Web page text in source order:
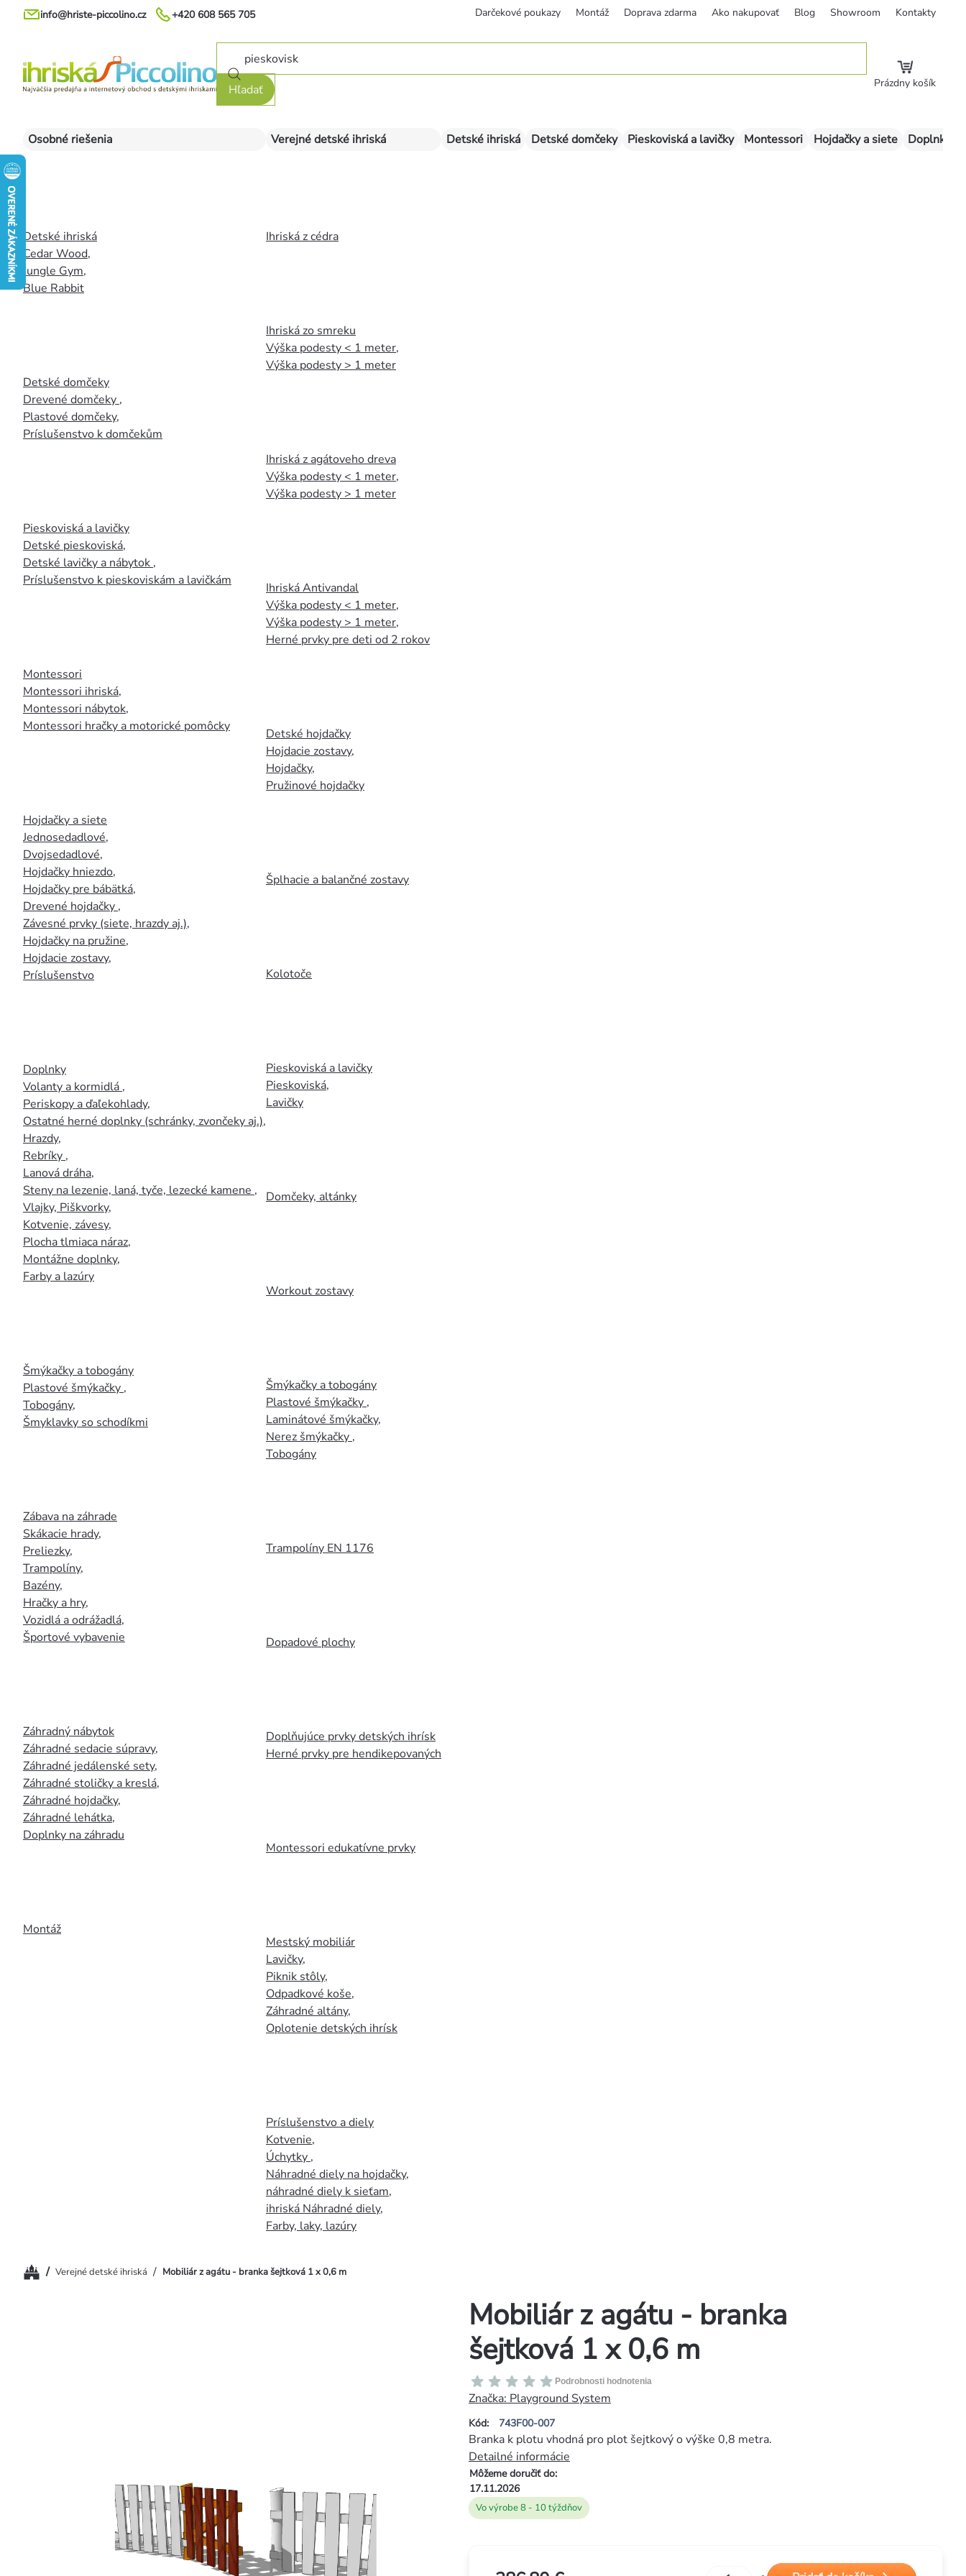
Prejsť
+420 608 565 705
info@hriste-piccolino.cz Darčekové poukazy Montáž Doprava zdarma Ako nakupovať Blog Showroom Kontakty
Hľadať Prázdny košík
Osobné riešenia
Detské ihriská
Cedar Wood,
Jungle Gym,
Blue Rabbit
Detské domčeky
Drevené domčeky ,
Plastové domčeky,
Príslušenstvo k domčekům
Pieskoviská a lavičky
Detské pieskoviská,
Detské lavičky a nábytok ,
Príslušenstvo k pieskoviskám a lavičkám
Montessori
Montessori ihriská,
Montessori nábytok,
Montessori hračky a motorické pomôcky
Hojdačky a siete
Jednosedadlové,
Dvojsedadlové,
Hojdačky hniezdo,
Hojdačky pre bábätká,
Drevené hojdačky ,
Závesné prvky (siete, hrazdy aj.),
Hojdačky na pružine,
Hojdacie zostavy,
Príslušenstvo
Doplnky
Volanty a kormidlá ,
Periskopy a ďaľekohlady,
Ostatné herné doplnky (schránky, zvončeky aj.),
Hrazdy,
Rebríky ,
Lanová dráha,
Steny na lezenie, laná, tyče, lezecké kamene ,
Vlajky, Piškvorky,
Kotvenie, závesy,
Plocha tlmiaca náraz,
Montážne doplnky,
Farby a lazúry
Šmýkačky a tobogány
Plastové šmýkačky ,
Tobogány,
Šmyklavky so schodíkmi
Zábava na záhrade
Skákacie hrady,
Preliezky,
Trampolíny,
Bazény,
Hračky a hry,
Vozidlá a odrážadlá,
Športové vybavenie
Záhradný nábytok
Záhradné sedacie súpravy,
Záhradné jedálenské sety,
Záhradné stoličky a kreslá,
Záhradné hojdačky,
Záhradné lehátka,
Doplnky na záhradu
Montáž
Verejné detské ihriská
Ihriská z cédra
Ihriská zo smreku
Výška podesty < 1 meter,
Výška podesty > 1 meter
Ihriská z agátoveho dreva
Výška podesty < 1 meter,
Výška podesty > 1 meter
Ihriská Antivandal
Výška podesty < 1 meter,
Výška podesty > 1 meter,
Herné prvky pre deti od 2 rokov
Detské hojdačky
Hojdacie zostavy,
Hojdačky,
Pružinové hojdačky
Šplhacie a balančné zostavy
Kolotoče
Pieskoviská a lavičky
Pieskoviská,
Lavičky
Domčeky, altánky
Workout zostavy
Šmýkačky a tobogány
Plastové šmýkačky ,
Laminátové šmýkačky,
Nerez šmýkačky ,
Tobogány
Trampolíny EN 1176
Dopadové plochy
Doplňujúce prvky detských ihrísk
Herné prvky pre hendikepovaných
Montessori edukatívne prvky
Mestský mobiliár
Lavičky,
Piknik stôly,
Odpadkové koše,
Záhradné altány,
Oplotenie detských ihrísk
Príslušenstvo a diely
Kotvenie,
Úchytky ,
Náhradné diely na hojdačky,
náhradné diely k sieťam,
ihriská Náhradné diely,
Farby, laky, lazúry
Detské ihriská Detské domčeky Pieskoviská a lavičky Montessori Hojdačky a siete Doplnky
Domov
/ Verejné detské ihriská / Mobiliár z agátu - branka šejtková 1 x 0,6 m
Mobiliár z agátu - branka
šejtková 1 x 0,6 m
Kód: 743F00-007
Priemerné
hodnotenie
produktu
je
0,0
z
5
hviezdičiek.
Podrobnosti hodnotenia
Značka: Playground System
Vo výrobe 8 - 10 týždňov
Môžeme doručiť do:
17.11.2026
Branka k plotu vhodná pro plot šejtkový o výške 0,8 metra.
Detailné informácie